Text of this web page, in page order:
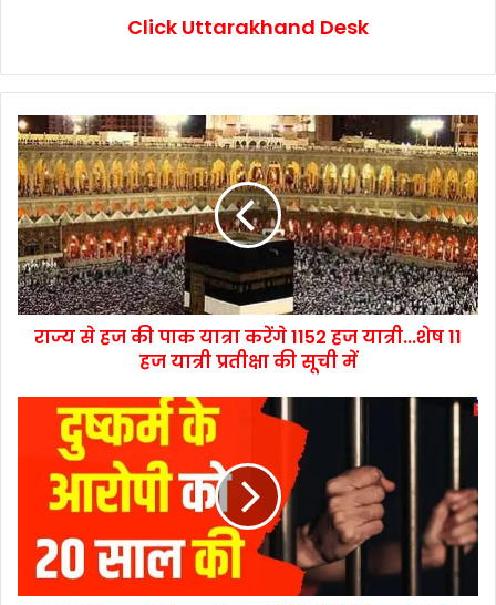
Click Uttarakhand Desk
राज्य से हज की पाक यात्रा करेंगे 1152 हज यात्री...शेष 11
हज यात्री प्रतीक्षा की सूची में